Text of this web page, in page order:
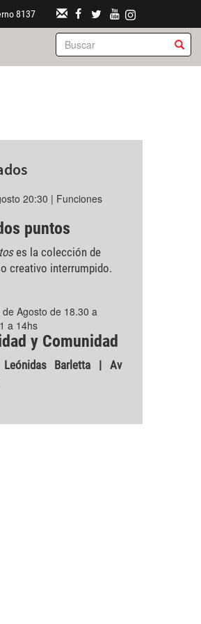
8137
20:30 | Funciones
puntos
es la colección de
creativo interrumpido.
Agosto de 18.30 a
a 14hs
y Comunidad
Leónidas Barletta | Av